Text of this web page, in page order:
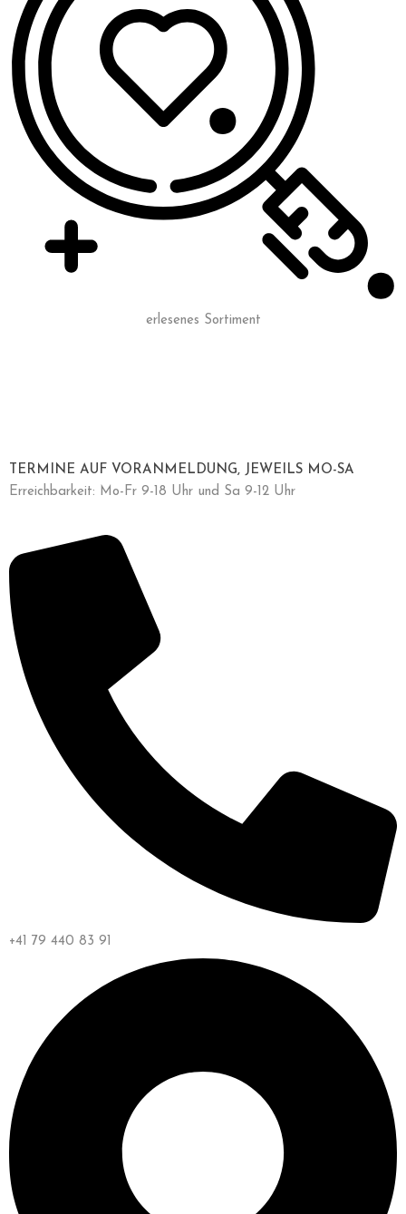
erlesenes Sortiment
TERMINE AUF VORANMELDUNG, JEWEILS MO-SA
Erreichbarkeit: Mo-Fr 9-18 Uhr und Sa 9-12 Uhr
+41 79 440 83 91